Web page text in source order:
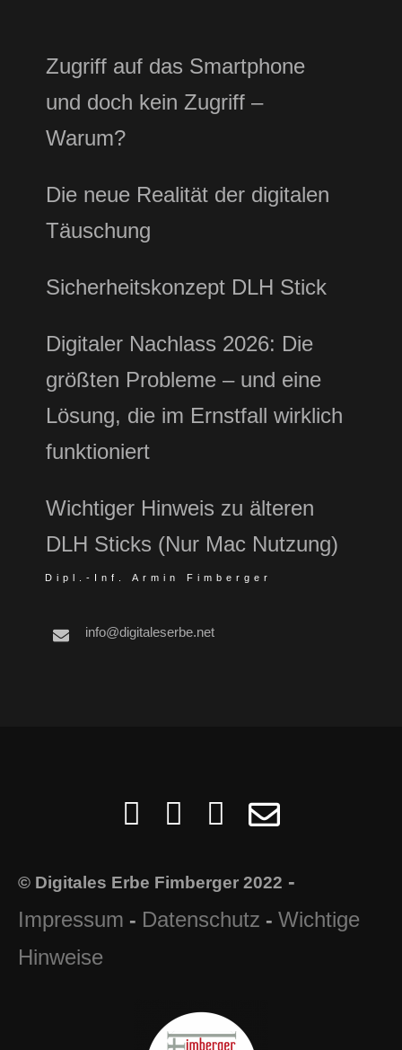
Zugriff auf das Smartphone
und doch kein Zugriff –
Warum?
Die neue Realität der digitalen
Täuschung
Sicherheitskonzept DLH Stick
Digitaler Nachlass 2026: Die
größten Probleme – und eine
Lösung, die im Ernstfall wirklich
funktioniert
Wichtiger Hinweis zu älteren
DLH Sticks (Nur Mac Nutzung)
Dipl.-Inf. Armin Fimberger
info@digitaleserbe.net
© Digitales Erbe Fimberger 2022 -
Impressum - Datenschutz - Wichtige
Hinweise